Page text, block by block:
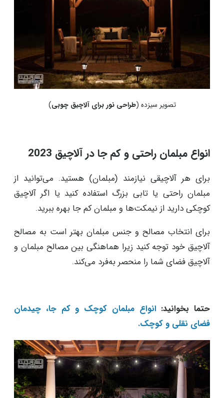
تصویر سیزده ( طراحی نور برای آلاچیق چوبی)
انواع مبلمان راحتی و کم جا در آلاچیق 2023
برای هر آلاچیقی نیازمند (مبلمان) هستید. می‌توانید از
مبلمان راحتی یا تابی بزرگ استفاده کنید یا اگر آلاچیق
کوچکی دارید از نیمکت‌ها و مبلمان کم جا بهره ببرید.
برای انتخاب مصالح و جنس مبلمان بهتر است به مصالح
آلاچیق خود توجه کنید زیرا هماهنگی بین مصالح مبلمان و
آلاچیق فضای شما را منحصر به‌فرد می‌کند.
حتما بخوانید: انواع مبلمان کوچک و کم جا، چیدمان
فضای نقلی و کوچک.